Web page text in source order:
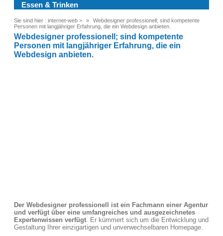
Essen & Trinken
Sie sind hier : internet-web >
Webdesigner professionell; sind kompetente
Personen mit langjähriger Erfahrung, die ein Webdesign anbieten.
Webdesigner professionell; sind kompetente
Personen mit langjähriger Erfahrung, die ein
Webdesign anbieten.
Der Webdesigner professionell ist ein Fachmann einer Agentur
und verfügt über eine umfangreiches und ausgezeichnetes
Expertenwissen verfügt. Er kümmert sich um die Entwicklung und
Gestaltung Ihrer einzigartigen und unverwechselbaren Homepage.